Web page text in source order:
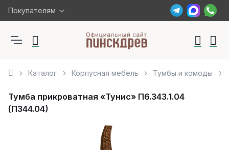
Покупателям
Каталог Корпусная мебель Тумбы и комоды
Тумба прикроватная «Тунис» П6.343.1.04
(П344.04)